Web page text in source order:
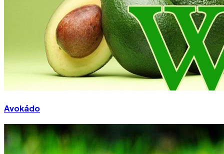
Avokádo